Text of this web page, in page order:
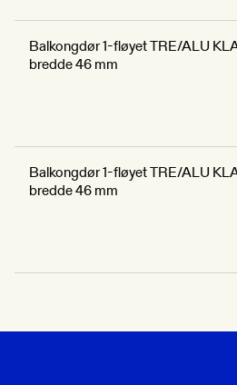
Balkongdør 1-fløyet TRE/ALU
bredde 46 mm
Balkongdør 1-fløyet TRE/ALU
bredde 46 mm